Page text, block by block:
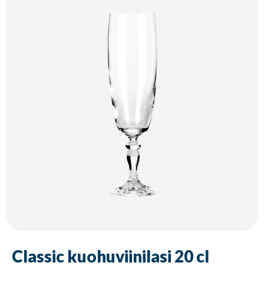
Classic kuohuviinilasi 20 cl